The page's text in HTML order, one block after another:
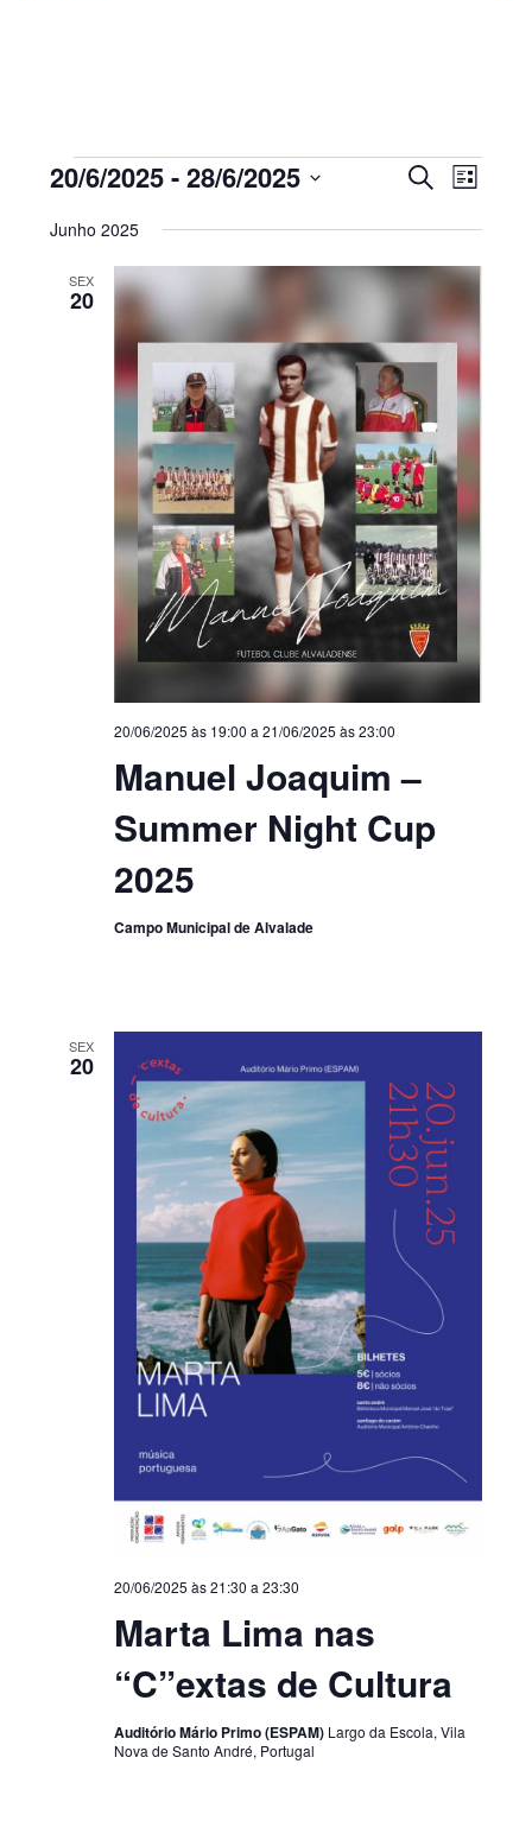
Eventos
de
pesquisa
e
de
Eventos
PESQUISAR
de
LISTA
20/6/2025 - 28/6/2025
data.
Junho 2025
SEX
20
Manuel Joaquim –
Summer Night Cup
2025
20/06/2025 às 19:00 a 21/06/2025 às 23:00
Campo Municipal de Alvalade
SEX
20
Marta Lima nas
“C”extas de Cultura
20/06/2025 às 21:30 a 23:30
Auditório Mário Primo (ESPAM) Largo da Escola, Vila
Nova de Santo André, Portugal